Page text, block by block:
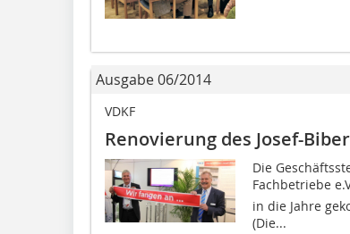
Ausgabe 06/2014
VDKF
Renovierung des Josef-
Die
Fachbetriebe
in die Jahre
(Die...